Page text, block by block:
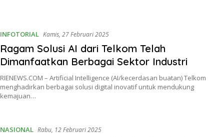
INFOTORIAL Kamis, 27 Februari 2025
Ragam Solusi AI dari Telkom Telah
Dimanfaatkan Berbagai Sektor Industri
RIENEWS.COM – Artificial Intelligence (AI/kecerdasan buatan) Telkom
menghadirkan berbagai solusi digital inovatif untuk mendukung
kemajuan…
NASIONAL Rabu, 12 Februari 2025